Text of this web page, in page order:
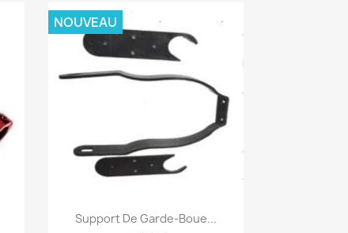
Aperçu rapide
Support De Garde-Boue...
NOUVEAU